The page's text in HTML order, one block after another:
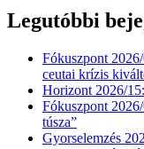
Legutóbbi
Fókuszpont
ceutai krízis
Horizont 2026/
Fókuszpont
túsza”
Gyorselemzés